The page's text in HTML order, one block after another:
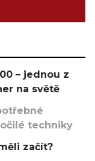
– jednou z
na světě
techniky
začít?